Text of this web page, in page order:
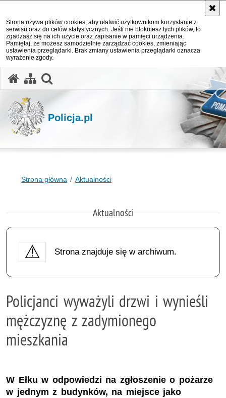
Strona używa plików cookies, aby ułatwić użytkownikom korzystanie z
serwisu oraz do celów statystycznych. Jeśli nie blokujesz tych plików, to
zgadzasz się na ich użycie oraz zapisanie w pamięci urządzenia.
Pamiętaj, że możesz samodzielnie zarządzać cookies, zmieniając
ustawienia przeglądarki. Brak zmiany ustawienia przeglądarki oznacza
wyrażenie zgody.
Policja.pl
Strona główna Aktualności
Aktualności
Strona znajduje się w archiwum.
Policjanci wyważyli drzwi i wynieśli
mężczyznę z zadymionego
mieszkania
W Ełku w odpowiedzi na zgłoszenie o pożarze
w jednym z budynków, na miejsce jako